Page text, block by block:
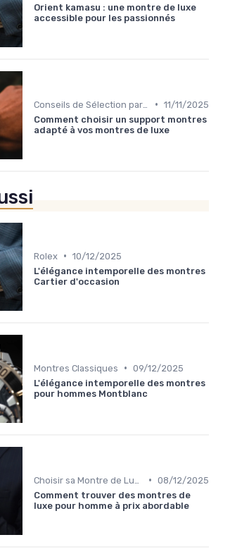
Orient kamasu : une montre de luxe
accessible pour les passionnés
• 11/11/2025
Comment choisir un support montres
adapté à vos montres de luxe
Rolex • 10/12/2025
L'élégance intemporelle des montres
Cartier d'occasion
Montres Classiques • 09/12/2025
L'élégance intemporelle des montres
pour hommes Montblanc
• 08/12/2025
Comment trouver des montres de
luxe pour homme à prix abordable